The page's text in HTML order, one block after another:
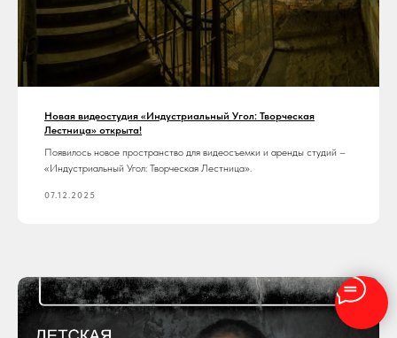
Новая видеостудия «Индустриальный Угол: Творческая
Лестница» открыта!
Появилось новое пространство для видеосъемки и аренды студий –
«Индустриальный Угол: Творческая Лестница».
07.12.2025